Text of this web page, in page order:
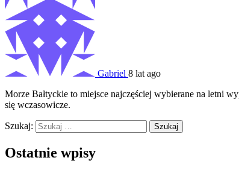
Gabriel 8 lat ago
Morze Bałtyckie to miejsce najczęściej wybierane na letni
się wczasowicze.
Szukaj:
Ostatnie wpisy